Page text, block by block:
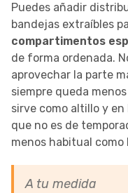
Puedes añadir
bandejas extraíbles
compartimentos
de forma ordenada.
aprovechar la parte
siempre queda
sirve como altillo y
que no es de
menos habitual como
A tu medida